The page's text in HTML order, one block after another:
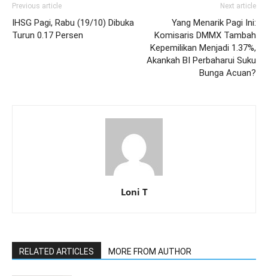
Previous article
IHSG Pagi, Rabu (19/10) Dibuka
Turun 0.17 Persen
Next article
Yang Menarik Pagi Ini:
Komisaris DMMX Tambah
Kepemilikan Menjadi 1.37%,
Akankah BI Perbaharui Suku
Bunga Acuan?
Loni T
RELATED ARTICLES MORE FROM AUTHOR